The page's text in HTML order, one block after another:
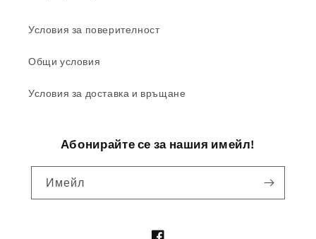
Условия за поверителност
Общи условия
Условия за доставка и връщане
Абонирайте се за нашия имейл!
Имейл